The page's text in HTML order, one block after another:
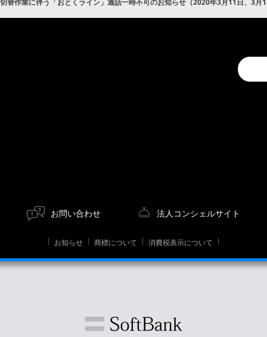
替作業に伴う「おとくライン」通話一時不可のお知らせ（2020年3月11日、3月
Conduct
a
search
お問い合わせ 法人コンシェルサイト
お知らせ 商標について 消費税表示について